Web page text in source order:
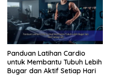
Panduan Latihan Cardio
untuk Membantu Tubuh Lebih
Bugar dan Aktif Setiap Hari